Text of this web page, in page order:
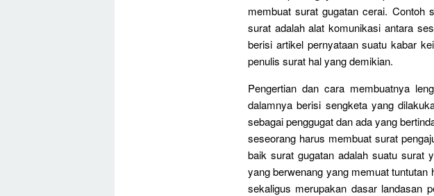
membuat surat gugatan cerai. Contoh
surat adalah alat komunikasi antara
berisi artikel pernyataan suatu kabar
penulis surat hal yang demikian.
Pengertian dan cara membuatnya
dalamnya berisi sengketa yang
sebagai penggugat dan ada yang
seseorang harus membuat surat
baik surat gugatan adalah suatu surat
yang berwenang yang memuat
sekaligus merupakan dasar landasan